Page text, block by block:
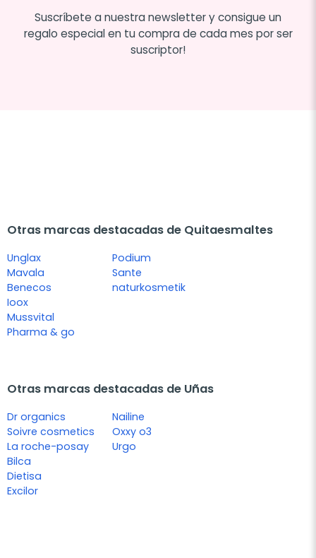
Suscríbete a nuestra newsletter y consigue un
regalo especial en tu compra de cada mes por ser
suscriptor!
Otras marcas destacadas de Quitaesmaltes
Unglax
Mavala
Benecos
Ioox
Mussvital
Pharma & go
Podium
Sante
naturkosmetik
Otras marcas destacadas de Uñas
Dr organics
Soivre cosmetics
La roche-posay
Bilca
Dietisa
Excilor
Nailine
Oxxy o3
Urgo